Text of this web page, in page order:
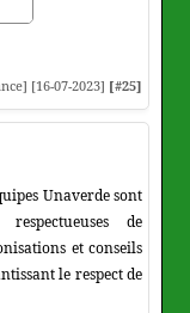
[16-07-2023] [#25]
Unaverde sont
de
et conseils
le respect de